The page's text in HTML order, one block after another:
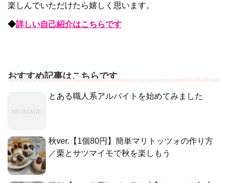
楽しんでいただけたら嬉しく思います。
◆詳しい自己紹介はこちらです
おすすめ記事はこちらです
とある職人系アルバイトを始めてみました
秋ver.【1個80円】簡単マリトッツォの作り方
／栗とサツマイモで秋を楽しもう